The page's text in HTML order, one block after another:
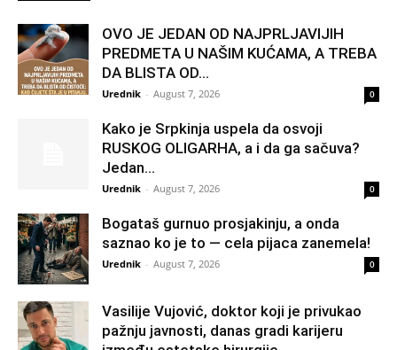
OVO JE JEDAN OD NAJPRLJAVIJIH
PREDMETA U NAŠIM KUĆAMA, A TREBA
DA BLISTA OD...
Urednik - August 7, 2026 0
Kako je Srpkinja uspela da osvoji
RUSKOG OLIGARHA, a i da ga sačuva?
Jedan...
Urednik - August 7, 2026 0
Bogataš gurnuo prosjakinju, a onda
saznao ko je to — cela pijaca zanemela!
Urednik - August 7, 2026 0
Vasilije Vujović, doktor koji je privukao
pažnju javnosti, danas gradi karijeru